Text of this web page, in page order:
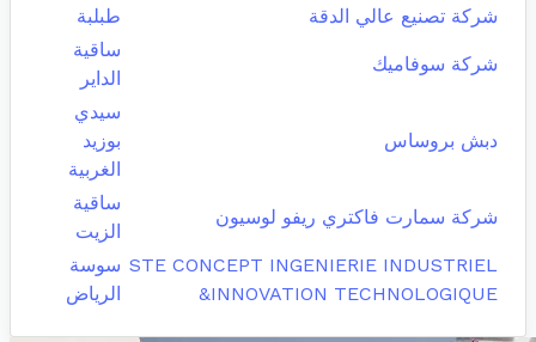
شركة تصنيع عالي الدقة
طبلبة
شركة سوفاميك
ساقية
الداير
دبش بروساس
سيدي
بوزيد
الغربية
شركة سمارت فاكتري ريفو لوسيون
ساقية
الزيت
STE CONCEPT INGENIERIE INDUSTRIEL
&INNOVATION TECHNOLOGIQUE
سوسة
الرياض